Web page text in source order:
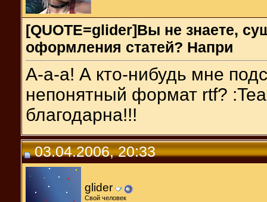
[QUOTE=glider]Вы не знаете,
оформления статей? Напри
А-а-а! А кто-нибудь мне
непонятный формат rtf?
благодарна!!!
03.04.2006, 20:33
glider
Свой человек